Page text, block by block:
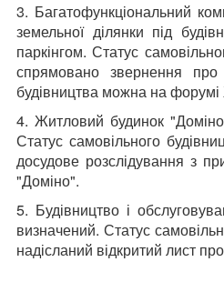
3. Багатофункціональний
земельної ділянки під
паркінгом. Статус
спрямовано звернення про
будівництва можна на форумі
4. Житловий будинок
Статус самовільного
досудове розслідування з
"Доміно".
5. Будівництво і
визначений. Статус
надісланий відкритий лист